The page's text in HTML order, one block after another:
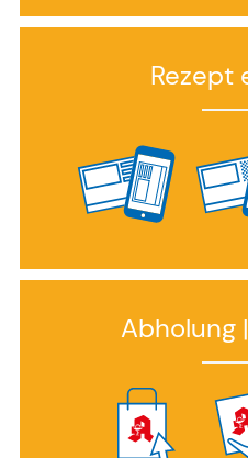
Rezept
Abholung